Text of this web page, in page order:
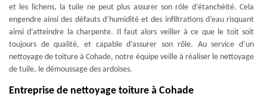
et les lichens, la tuile ne peut plus assurer son rôle d’étanchéité. Cela
engendre ainsi des défauts d’humidité et des infiltrations d’eau risquant
ainsi d’atteindre la charpente. Il faut alors veiller à ce que le toit soit
toujours de qualité, et capable d’assurer son rôle. Au service d’un
nettoyage de toiture à Cohade, notre équipe veille à réaliser le nettoyage
de tuile, le démoussage des ardoises.
Entreprise de nettoyage toiture à Cohade